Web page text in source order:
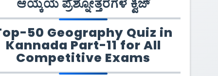
ಆಯ್ಕೆಯ ಪ್ರಶ್ನೋತ್ತರಗಳ ಕ್ವಿಜ್
50 Geography Quiz in
Kannada Part-11 for All
Competitive Exams